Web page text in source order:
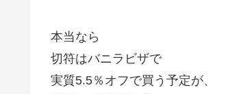
本当なら
切符はバニラビザで
実質5.5％オフで買う予定が、